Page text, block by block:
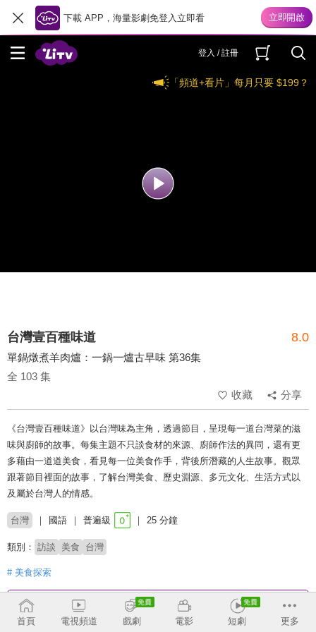
下載 APP，海量影劇免登入立即看
登入 / 註冊
「頻道+看片」每月只要 $199？
台灣壹百種味道 8.0
單鍋燉煮羊肉爐：一鍋一爐古早味 第36集
全 103 集
收藏
分享
《台灣壹百種味道》以台灣味為主角，透過節目，呈現每一道台灣菜的滋
味與廚師的故事。每集主題不只談食材的來源、廚師作法的異同，還有更
多藉由一道道美食，看見每一位美食作手，背後所潛藏的人生故事。觀眾
跟著節目裡面的故事，了解台灣美食、歷史淵源、多元文化、生活方式以
及屬於台灣人的情感。
台灣 國語 普遍級 25 分鐘
類別： 訪談 美食 台灣
# 美食探索
收回
首頁
電視頻道 戲劇 電影 短劇 更多